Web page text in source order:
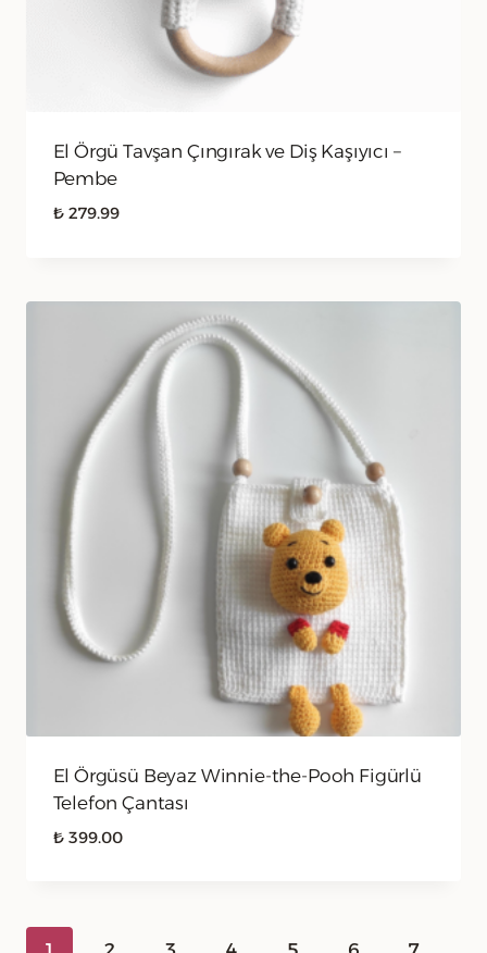
El Örgü Tavşan Çıngırak ve Diş Kaşıyıcı –
Pembe
₺279.99
El Örgüsü Beyaz Winnie-the-Pooh Figürlü
Telefon Çantası
₺399.00